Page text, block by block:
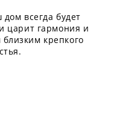
всегда будет
царит гармония и
крепкого